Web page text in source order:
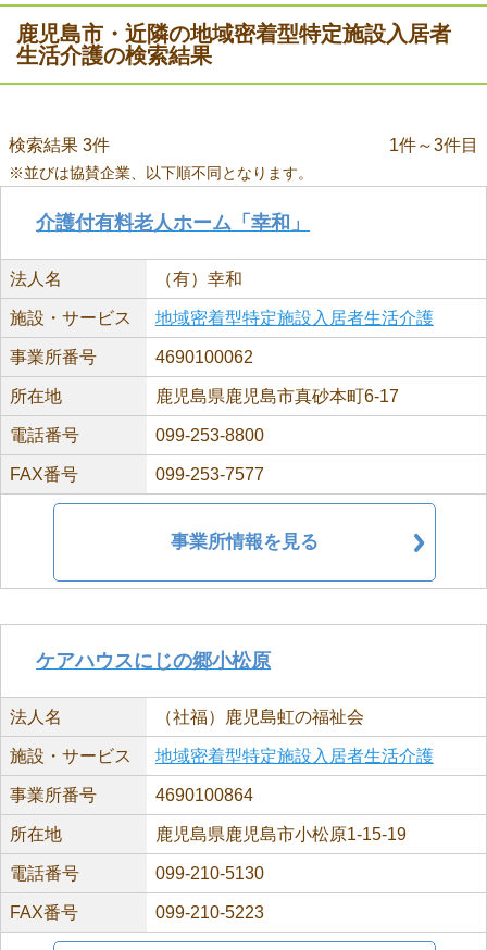
鹿児島市・近隣の地域密着型特定施設入居者
生活介護の検索結果
検索結果 3件 1件～3件目
※並びは協賛企業、以下順不同となります。
介護付有料老人ホーム「幸和」
法人名 （有）幸和
施設・サービス 地域密着型特定施設入居者生活介護
事業所番号 4690100062
所在地 鹿児島県鹿児島市真砂本町6-17
電話番号 099-253-8800
FAX番号 099-253-7577
事業所情報を見る
ケアハウスにじの郷小松原
法人名 （社福）鹿児島虹の福祉会
施設・サービス 地域密着型特定施設入居者生活介護
事業所番号 4690100864
所在地 鹿児島県鹿児島市小松原1-15-19
電話番号 099-210-5130
FAX番号 099-210-5223